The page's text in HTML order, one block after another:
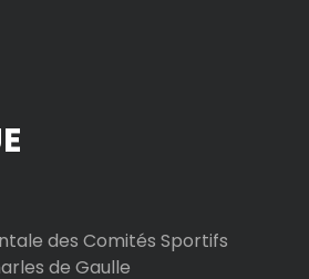
des Comités Sportifs
de Gaulle